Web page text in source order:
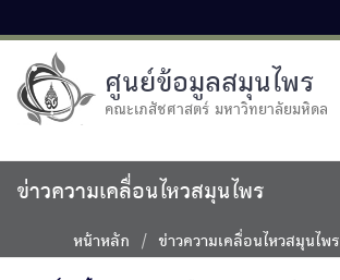
ศูนย์ข้อมูลสมุนไพร
คณะเภสัชศาสตร์ มหาวิทยาลัยมหิดล
ข่าวความเคลื่อนไหวสมุนไพร
หน้าหลัก ข่าวความเคลื่อนไหวสมุนไพร